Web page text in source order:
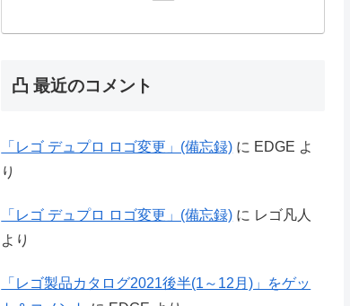
凸 最近のコメント
「レゴ デュプロ ロゴ変更」(備忘録) に EDGE よ
り
「レゴ デュプロ ロゴ変更」(備忘録) に レゴ凡人
より
「レゴ製品カタログ2021後半(1～12月)」をゲッ